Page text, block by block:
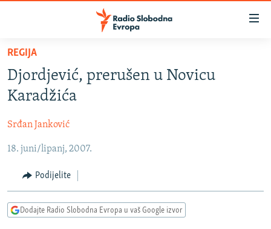
Pređite
glavni
sadržaj
na
navigaciju
Pređite
pretragu
VIJESTI
BOSNA I HERCEGOVINA
KOSOVO
CRNA GORA
VIZUELNO
FOTOGALERIJE
PODCASTI
RAT U UKRAJINI
REGIJA
Djordjević, prerušen u Novicu
Karadžića
Srđan Janković
18. juni/lipanj, 2007.
Podijelite
Dodajte Radio Slobodna Evropa u vaš Google izvor